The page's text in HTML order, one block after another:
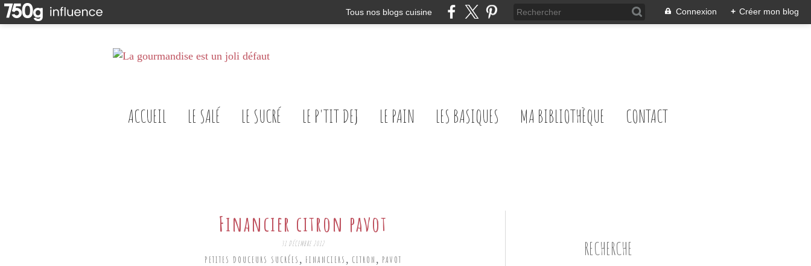
Tous nos blogs cuisine Connexion + Créer mon blog
ACCUEIL LE SALÉ LE SUCRÉ LE P'TIT DEJ LE PAIN LES BASIQUES MA BIBLIOTHÈQUE CONTACT
Financier citron pavot
31 DÉCEMBRE 2012
PETITES DOUCEURS SUCRÉES , FINANCIERS , CITRON , PAVOT
RECHERCHE